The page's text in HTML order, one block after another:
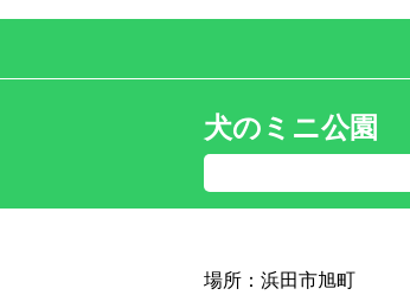
犬のミニ公園
場所：浜田市旭町